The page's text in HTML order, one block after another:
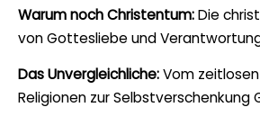
Warum noch Christentum:Die
von Gottesliebe und
Das Unvergleichliche:Vom
Religionen zur Selbstverschenkung